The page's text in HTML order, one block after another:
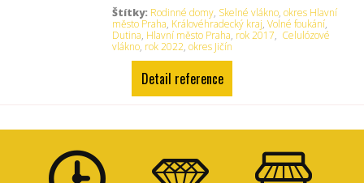
Štítky: Rodinné domy, Skelné vlákno,okres Hlavní
město Praha, Královéhradecký kraj,Volné foukání,
Dutina, Hlavní město Praha, rok 2017, Celulózové
vlákno, rok 2022,okres Jičín
Detail reference